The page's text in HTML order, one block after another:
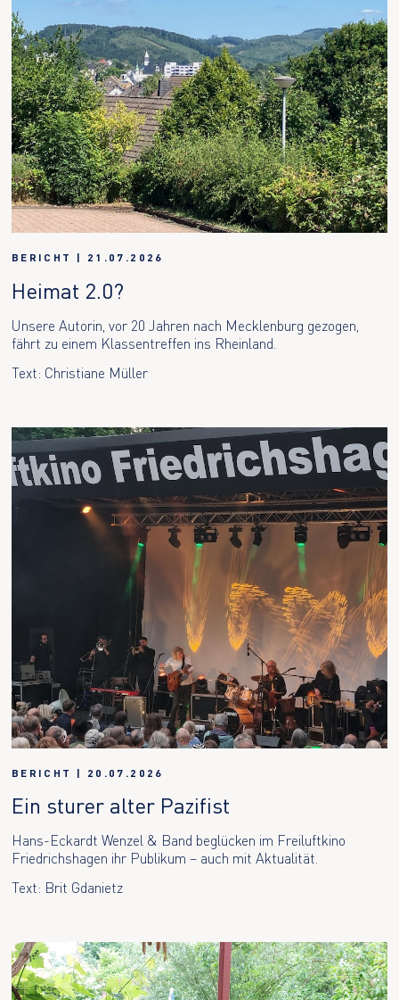
BERICHT | 21.07.2026
Heimat 2.0?
Unsere Autorin, vor 20 Jahren nach Mecklenburg gezogen,
fährt zu einem Klassentreffen ins Rheinland.
Text: Christiane Müller
BERICHT | 20.07.2026
Ein sturer alter Pazifist
Hans-Eckardt Wenzel & Band beglücken im Freiluftkino
Friedrichshagen ihr Publikum – auch mit Aktualität.
Text: Brit Gdanietz